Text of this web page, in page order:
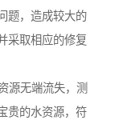
题，造成较大的
采取相应的修复
源无端流失，测
贵的水资源，符